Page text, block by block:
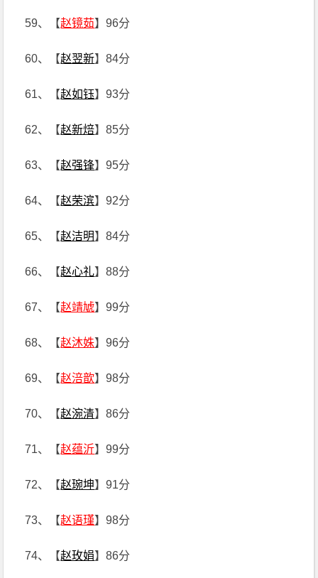
59、【赵镜茹】96分
60、【赵翌新】84分
61、【赵如钰】93分
62、【赵新焙】85分
63、【赵强锋】95分
64、【赵荣滨】92分
65、【赵洁明】84分
66、【赵心礼】88分
67、【赵靖虓】99分
68、【赵沐姝】96分
69、【赵涪歆】98分
70、【赵涴清】86分
71、【赵蕴沂】99分
72、【赵琬坤】91分
73、【赵语瑾】98分
74、【赵玫娟】86分